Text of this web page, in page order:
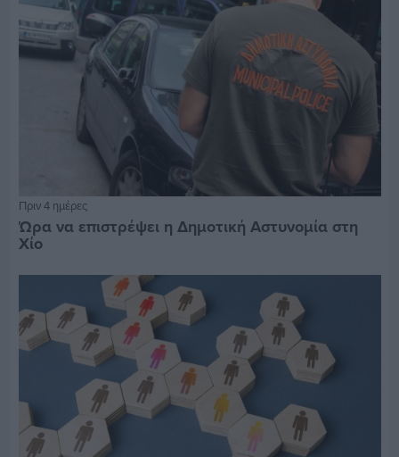
Πριν 4 ημέρες
Ώρα να επιστρέψει η Δημοτική Αστυνομία στη
Χίο